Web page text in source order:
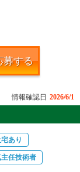
募する
情報確認日 2026/6/1
あり
任技術者